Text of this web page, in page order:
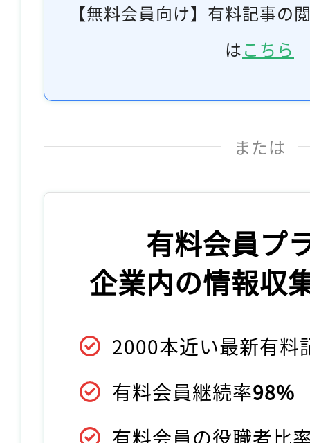
【無料会員向け】有料記事の
はこちら
または
有料会員プ
企業内の情報収
2000本近い最新有料
有料会員継続率98%